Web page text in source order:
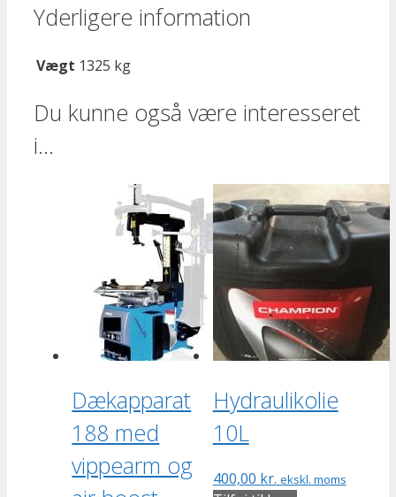
Yderligere information
Vægt 1325 kg
Du kunne også være interesseret
i…
Dækapparat
188 med
vippearm og
Hydraulikolie
10L
400,00 kr. ekskl. moms